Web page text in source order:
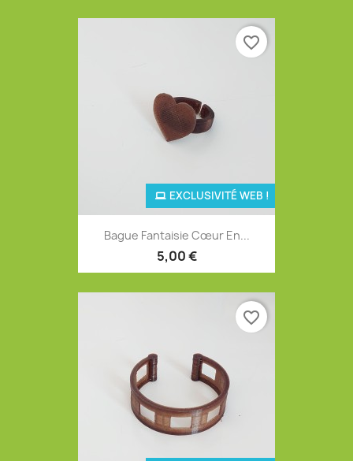
Bague Fantaisie Cœur En...
5,00 €
EXCLUSIVITÉ WEB !
favorite_border
favorite_border